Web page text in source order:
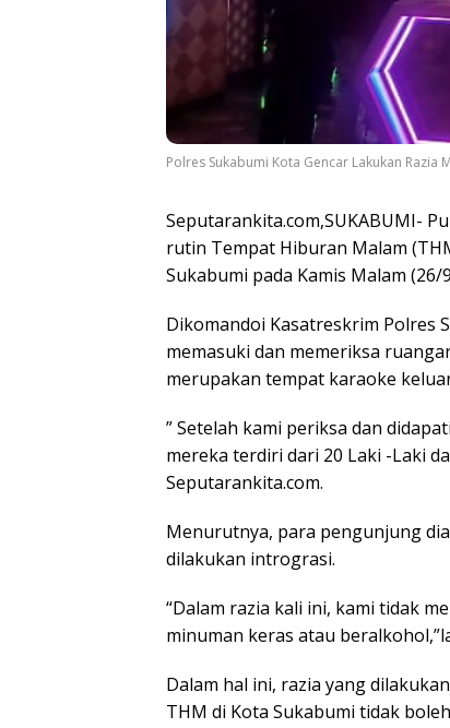
Polres Sukabumi Kota Gencar Lakukan Razia
Seputarankita.com,SUKABUMI-
rutin Tempat Hiburan Malam
Sukabumi pada Kamis Malam (26/
Dikomandoi Kasatreskrim Polres
memasuki dan memeriksa
merupakan tempat karaoke
” Setelah kami periksa dan
mereka terdiri dari 20 Laki -Laki
Seputarankita.com.
Menurutnya, para pengunjung
dilakukan intrograsi.
“Dalam razia kali ini, kami tidak
minuman keras atau
Dalam hal ini, razia yang
THM di Kota Sukabumi tidak